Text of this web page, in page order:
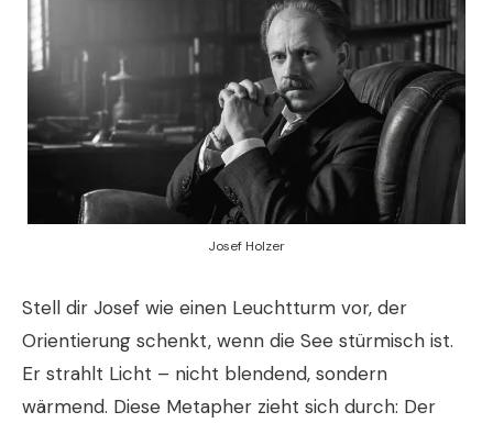
Josef Holzer
Stell dir Josef wie einen Leuchtturm vor, der
Orientierung schenkt, wenn die See stürmisch ist.
Er strahlt Licht – nicht blendend, sondern
wärmend. Diese Metapher zieht sich durch: Der